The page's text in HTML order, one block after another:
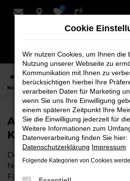
Zum
0
Startseite Nordenham Audi
Audi
Koch für Nordenham
Audi Q8 Fahrzeuge
Koch für Nordenham
Der Audi Q8 ist die perfekte
Nordenham, die ein
Fahrzeug suchen. Ob für den
Cookie
Wir nutzen Cookies, um Ihnen die
Nutzung unserer Webseite zu
Kommunikation mit Ihnen zu
berücksichtigen hierbei Ihre
verarbeiten Daten für Marketing
wenn Sie uns Ihre Einwilligung
einem späteren Zeitpunkt Ihre
Sie die Einwilligung jederzeit für
Weitere Informationen zum
Datenverarbeitung finden Sie hier:
Datenschutzerklärung Impressum
Folgende Kategorien von Cookies